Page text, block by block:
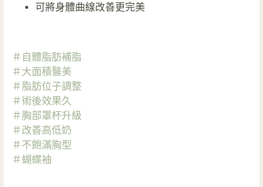
可將身體曲線改善更完美
＃自體脂肪補脂
＃大面積醫美
＃脂肪位子調整
＃術後效果久
＃胸部罩杯升級
＃改善高低奶
＃不飽滿胸型
＃蝴蝶袖